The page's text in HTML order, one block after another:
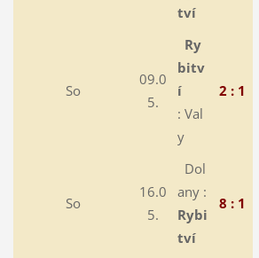
tví
So
09.0
5.
Ry
bitv
í
: Val
y
2 : 1
So
16.0
5.
Dol
any :
Rybi
tví
8 : 1